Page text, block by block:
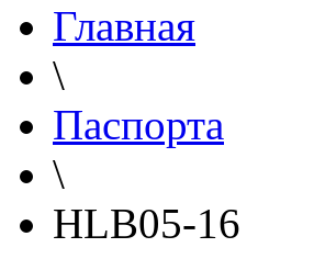
Главная
\
Паспорта
\
HLB05-16